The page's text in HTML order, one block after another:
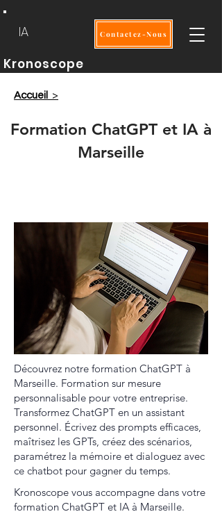
IA Contactez-Nous
Kronoscope
Accueil >
Formation ChatGPT et IA à
Marseille
Découvrez notre formation ChatGPT à
Marseille. Formation sur mesure
personnalisable pour votre entreprise.
Transformez ChatGPT en un assistant
personnel. Écrivez des prompts efficaces,
maîtrisez les GPTs, créez des scénarios,
paramétrez la mémoire et dialoguez avec
ce chatbot pour gagner du temps.
Kronoscope vous accompagne dans votre
formation ChatGPT et IA à Marseille.